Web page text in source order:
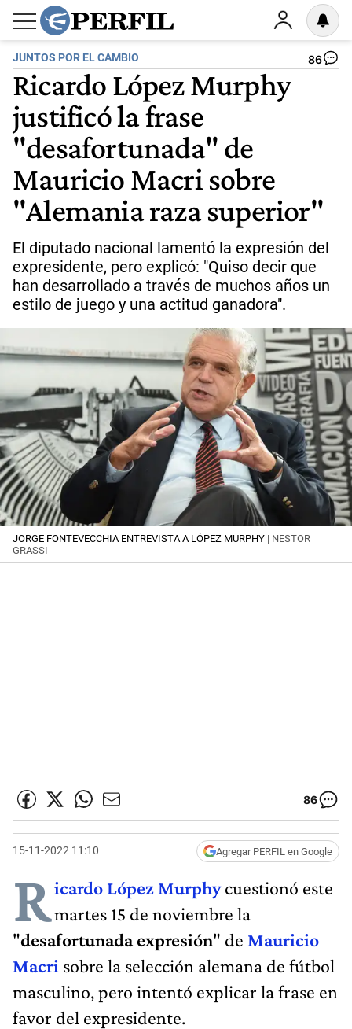
JUNTOS POR EL CAMBIO 86
Ricardo López Murphy
justificó la frase
"desafortunada" de
Mauricio Macri sobre
"Alemania raza superior"
El diputado nacional lamentó la expresión del
expresidente, pero explicó: "Quiso decir que
han desarrollado a través de muchos años un
estilo de juego y una actitud ganadora".
JORGE FONTEVECCHIA ENTREVISTA A LÓPEZ MURPHY | NESTOR
GRASSI
86
15-11-2022 11:10 Agregar PERFIL en Google
Ricardo López Murphycuestionó este
martes 15 de noviembre la
"desafortunada expresión" de Mauricio
Macri sobre la selección alemana de fútbol
masculino, pero intentó explicar la frase en
favor del expresidente.